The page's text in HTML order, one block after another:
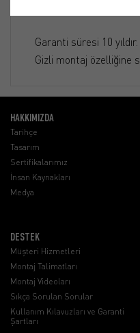
Garanti süresi 10 yıldır.
Gizli montaj özelliğine
HAKKIMIZDA
Tarihçe
Tasarım
Sertifikalarımız
İnsan Kaynakları
Medya
DESTEK
Müşteri Hizmetleri
Montaj Talimatları
Montaj Videoları
Sıkça Sorulan Sorular
Kullanım Kılavuzları ve Garanti
Şartları